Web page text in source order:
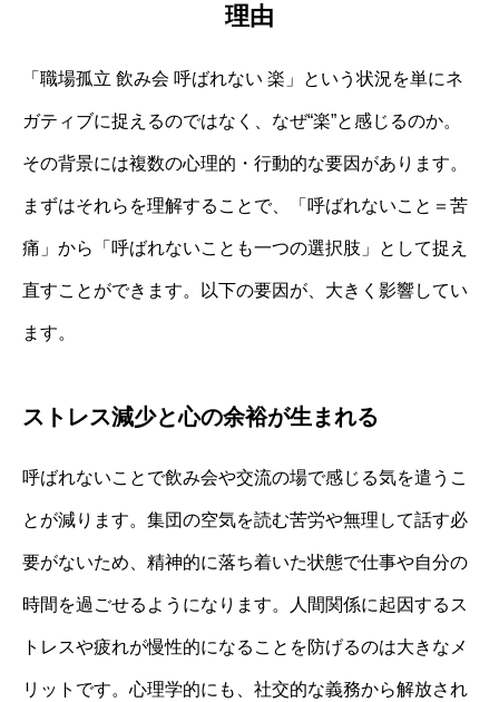
理由
「職場孤立 飲み会 呼ばれない 楽」という状況を単にネ
ガティブに捉えるのではなく、なぜ“楽”と感じるのか。
その背景には複数の心理的・行動的な要因があります。
まずはそれらを理解することで、「呼ばれないこと＝苦
痛」から「呼ばれないことも一つの選択肢」として捉え
直すことができます。以下の要因が、大きく影響してい
ます。
ストレス減少と心の余裕が生まれる
呼ばれないことで飲み会や交流の場で感じる気を遣うこ
とが減ります。集団の空気を読む苦労や無理して話す必
要がないため、精神的に落ち着いた状態で仕事や自分の
時間を過ごせるようになります。人間関係に起因するス
トレスや疲れが慢性的になることを防げるのは大きなメ
リットです。心理学的にも、社交的な義務から解放され